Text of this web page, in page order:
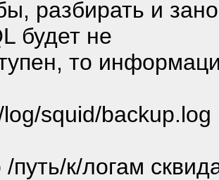
разбирать и
будет не
то
squid/backup.log
/путь/к/логам